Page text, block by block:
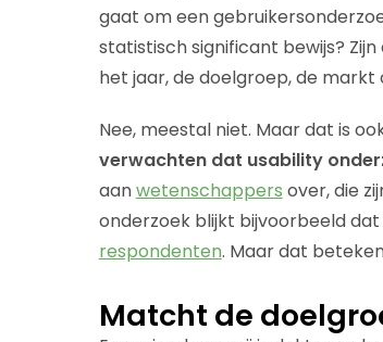
gaat om een
statistisch significant bewijs?
het jaar, de doelgroep, de markt
Nee, meestal niet. Maar dat is
verwachten dat usability
aanwetenschappers over, die
onderzoek blijkt bijvoorbeeld
respondenten. Maar dat
Matcht de